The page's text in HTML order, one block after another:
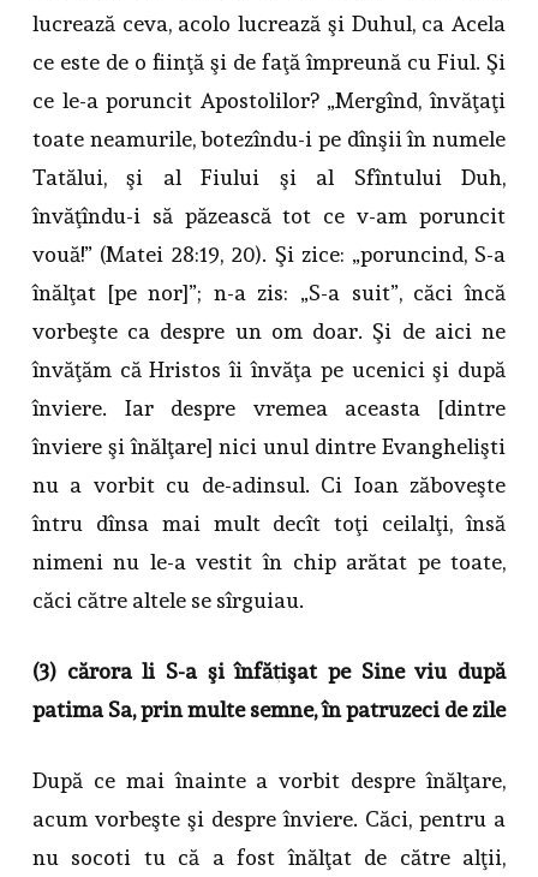
lucrează ceva, acolo lucrează şi Duhul, ca Acela
ce este de o fiinţă şi de faţă împreună cu Fiul. Şi
ce le-a poruncit Apostolilor? „Mergînd, învăţaţi
toate neamurile, botezîndu-i pe dînşii în numele
Tatălui, şi al Fiului şi al Sfîntului Duh,
învăţîndu-i să păzească tot ce v-am poruncit
vouă!” (Matei 28:19, 20). Şi zice: „poruncind, S-a
înălţat [pe nor]”; n-a zis: „S-a suit”, căci încă
vorbeşte ca despre un om doar. Şi de aici ne
învăţăm că Hristos îi învăţa pe ucenici şi după
înviere. Iar despre vremea aceasta [dintre
înviere şi înălţare] nici unul dintre Evanghelişti
nu a vorbit cu de-adinsul. Ci Ioan zăboveşte
întru dînsa mai mult decît toţi ceilalţi, însă
nimeni nu le-a vestit în chip arătat pe toate,
căci către altele se sîrguiau.
(3) cărora li S-a şi înfăţişat pe Sine viu după
patima Sa, prin multe semne, în patruzeci de zile
După ce mai înainte a vorbit despre înălţare,
acum vorbeşte şi despre înviere. Căci, pentru a
nu socoti tu că a fost înălţat de către alţii,